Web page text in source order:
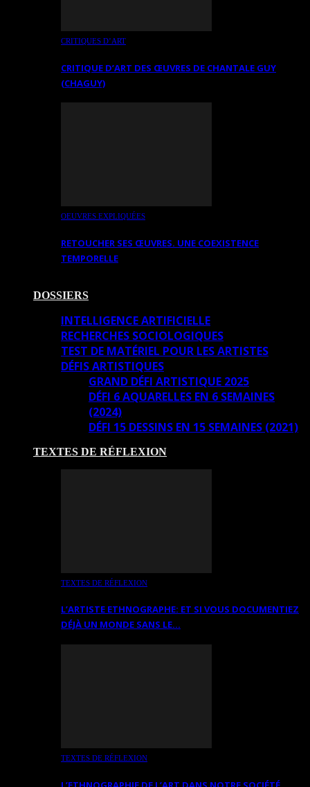
CRITIQUES D’ART
CRITIQUE D’ART DES ŒUVRES DE CHANTALE GUY
(CHAGUY)
OEUVRES EXPLIQUÉES
RETOUCHER SES ŒUVRES. UNE COEXISTENCE
TEMPORELLE
DOSSIERS
INTELLIGENCE ARTIFICIELLE
RECHERCHES SOCIOLOGIQUES
TEST DE MATÉRIEL POUR LES ARTISTES
DÉFIS ARTISTIQUES
GRAND DÉFI ARTISTIQUE 2025
DÉFI 6 AQUARELLES EN 6 SEMAINES
(2024)
DÉFI 15 DESSINS EN 15 SEMAINES (2021)
TEXTES DE RÉFLEXION
TEXTES DE RÉFLEXION
L’ARTISTE ETHNOGRAPHE: ET SI VOUS DOCUMENTIEZ
DÉJÀ UN MONDE SANS LE…
TEXTES DE RÉFLEXION